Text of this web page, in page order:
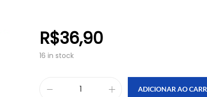
R$36,90
16 in stock
ADICIONAR AO